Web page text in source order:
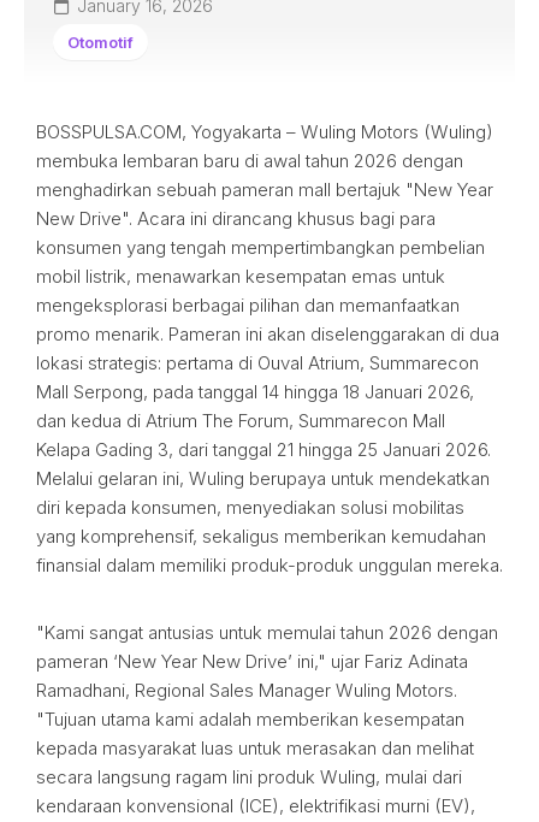
January 16, 2026
Otomotif
BOSSPULSA.COM, Yogyakarta – Wuling Motors (Wuling)
membuka lembaran baru di awal tahun 2026 dengan
menghadirkan sebuah pameran mall bertajuk "New Year
New Drive". Acara ini dirancang khusus bagi para
konsumen yang tengah mempertimbangkan pembelian
mobil listrik, menawarkan kesempatan emas untuk
mengeksplorasi berbagai pilihan dan memanfaatkan
promo menarik. Pameran ini akan diselenggarakan di dua
lokasi strategis: pertama di Ouval Atrium, Summarecon
Mall Serpong, pada tanggal 14 hingga 18 Januari 2026,
dan kedua di Atrium The Forum, Summarecon Mall
Kelapa Gading 3, dari tanggal 21 hingga 25 Januari 2026.
Melalui gelaran ini, Wuling berupaya untuk mendekatkan
diri kepada konsumen, menyediakan solusi mobilitas
yang komprehensif, sekaligus memberikan kemudahan
finansial dalam memiliki produk-produk unggulan mereka.
"Kami sangat antusias untuk memulai tahun 2026 dengan
pameran ‘New Year New Drive’ ini," ujar Fariz Adinata
Ramadhani, Regional Sales Manager Wuling Motors.
"Tujuan utama kami adalah memberikan kesempatan
kepada masyarakat luas untuk merasakan dan melihat
secara langsung ragam lini produk Wuling, mulai dari
kendaraan konvensional (ICE), elektrifikasi murni (EV),